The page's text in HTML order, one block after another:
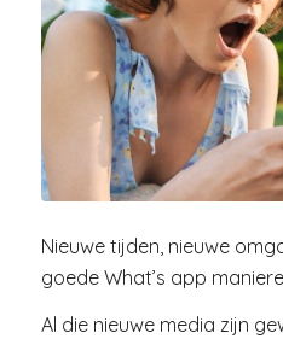
Nieuwe tijden, nieuwe
goede What’s app
Al die nieuwe media zijn